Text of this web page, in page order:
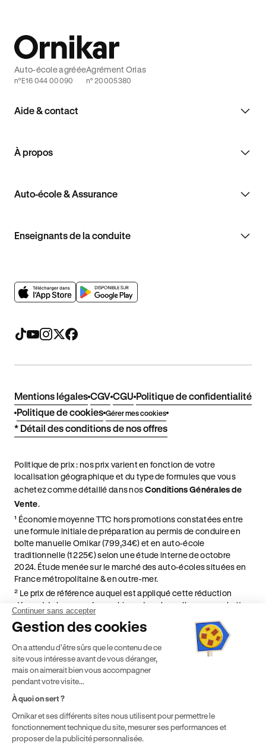
Aide & contact
À propos
Auto-école & Assurance
Enseignants de la conduite
Auto-école agréée
n°E16 044 00090
Agrément Orias
n° 20005380
Mentions légales CGV CGU Politique de confidentialité
Politique de cookies Gérer mes cookies
* Détail des conditions de nos offres
Politique de prix : nos prix varient en fonction de votre
localisation géographique et du type de formules que vous
achetez comme détaillé dans nosConditions Générales de
Vente.
¹ Économie moyenne TTC hors promotions constatées entre
une formule initiale de préparation au permis de conduire en
boîte manuelle Ornikar (799,34€) et en auto-école
traditionnelle (1 225€) selon une étude interne de octobre
2024. Étude menée sur le marché des auto-écoles situées en
France métropolitaine & en outre-mer.
² Le prix de référence auquel est appliqué cette réduction
dépend de la zone géographique dans laquelle vous souhaitez
effectuer vos heures de conduite conformément à l'Article 6
de nos Conditions Générales de Vente
⁵ Montant du financement CPF variable selon les droits acquis
par chaque bénéficiaire. Exemple donné pour un titulaire
disposant de 500 € de droits CPF. Le reste à charge dépend du
solde disponible sur le Compte Personnel de Formation et du
Continuer sans accepter
Gestion des cookies
On a attendu d'être sûrs que le contenu de ce
site vous intéresse avant de vous déranger,
mais on aimerait bien vous accompagner
pendant votre visite...
À quoi on sert ?
Ornikar et ses différents sites nous utilisent pour permettre le
fonctionnement technique du site, mesurer ses performances et
proposer de la publicité personnalisée.